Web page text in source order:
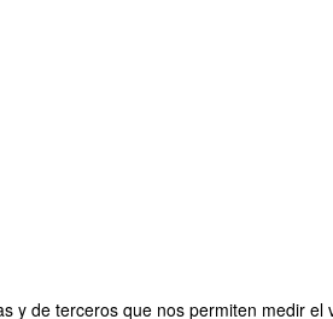
y de terceros que nos permiten medir el